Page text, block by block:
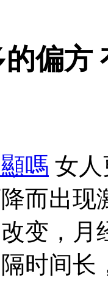
偏方
嗎 女
而出现
变，月
时间长